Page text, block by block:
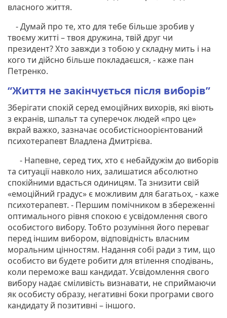
власного життя.
- Думай про те, хто для тебе більше зробив у
твоєму житті – твоя дружина, твій друг чи
президент? Хто завжди з тобою у складну мить і на
кого ти дійсно більше покладаєшся, - каже пан
Петренко.
“Життя не закінчується після виборів”
Зберігати спокій серед емоційних вихорів, які віють
з екранів, шпальт та суперечок людей «про це»
вкрай важко, зазначає особистісноорієнтований
психотерапевт Владлена Дмитрієва.
- Напевне, серед тих, хто є небайдужім до виборів
та ситуації навколо них, залишатися абсолютно
спокійними вдасться одиницям. Та знизити свій
«емоційний градус» є можливим для багатьох, - каже
психотерапевт. - Першим помічником в збереженні
оптимального рівня спокою є усвідомлення свого
особистого вибору. Тобто розуміння його переваг
перед іншим вибором, відповідність власним
моральним цінностям. Надання собі ради з тим, що
особисто ви будете робити для втілення сподівань,
коли переможе ваш кандидат. Усвідомлення свого
вибору надає сміливість визнавати, не сприймаючи
як особисту образу, негативні боки програми свого
кандидату й позитивні – іншого.